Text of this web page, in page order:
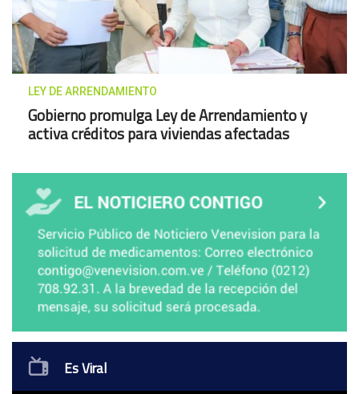
LEY DE ARRENDAMIENTO
Gobierno promulga Ley de Arrendamiento y
activa créditos para viviendas afectadas
Es Viral